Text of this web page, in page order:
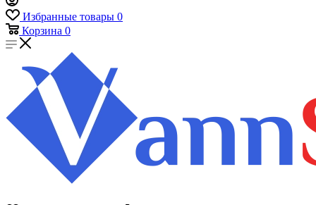
Избранные товары 0
Корзина 0